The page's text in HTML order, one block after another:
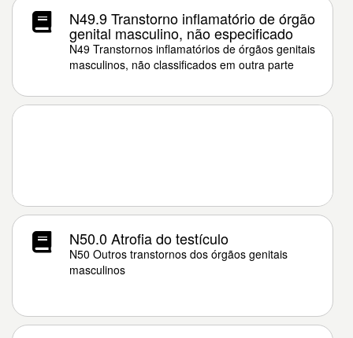
N49.9 Transtorno inflamatório de órgão
genital masculino, não especificado
N49 Transtornos inflamatórios de órgãos genitais
masculinos, não classificados em outra parte
N50.0 Atrofia do testículo
N50 Outros transtornos dos órgãos genitais
masculinos